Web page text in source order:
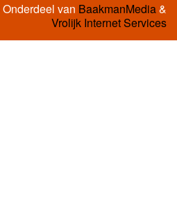
van BaakmanMedia&
Vrolijk Internet Services